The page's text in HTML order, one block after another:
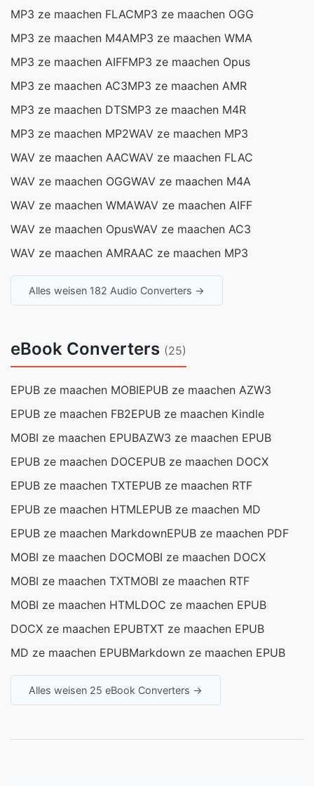
MP3 ze maachen FLACMP3 ze maachen OGG
MP3 ze maachen M4AMP3 ze maachen WMA
MP3 ze maachen AIFFMP3 ze maachen Opus
MP3 ze maachen AC3MP3 ze maachen AMR
MP3 ze maachen DTSMP3 ze maachen M4R
MP3 ze maachen MP2WAV ze maachen MP3
WAV ze maachen AACWAV ze maachen FLAC
WAV ze maachen OGGWAV ze maachen M4A
WAV ze maachen WMAWAV ze maachen AIFF
WAV ze maachen OpusWAV ze maachen AC3
WAV ze maachen AMRAAC ze maachen MP3
Alles weisen 182 Audio Converters →
eBook Converters (25)
EPUB ze maachen MOBIEPUB ze maachen AZW3
EPUB ze maachen FB2EPUB ze maachen Kindle
MOBI ze maachen EPUBAZW3 ze maachen EPUB
EPUB ze maachen DOCEPUB ze maachen DOCX
EPUB ze maachen TXTEPUB ze maachen RTF
EPUB ze maachen HTMLEPUB ze maachen MD
EPUB ze maachen MarkdownEPUB ze maachen PDF
MOBI ze maachen DOCMOBI ze maachen DOCX
MOBI ze maachen TXTMOBI ze maachen RTF
MOBI ze maachen HTMLDOC ze maachen EPUB
DOCX ze maachen EPUBTXT ze maachen EPUB
MD ze maachen EPUBMarkdown ze maachen EPUB
Alles weisen 25 eBook Converters →